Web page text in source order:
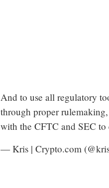
And to use all regulatory
through proper rulemaking,
with the CFTC and SEC
— Kris | Crypto.com